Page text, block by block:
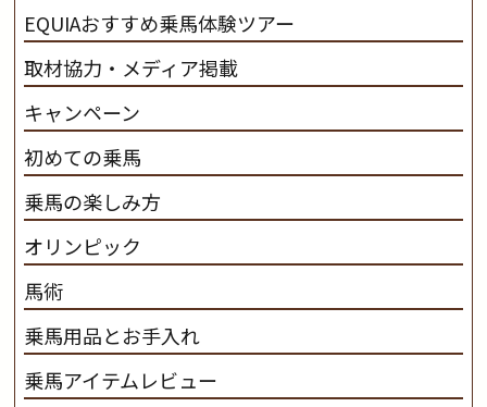
EQUIAおすすめ乗馬体験ツアー
取材協力・メディア掲載
キャンペーン
初めての乗馬
乗馬の楽しみ方
オリンピック
馬術
乗馬用品とお手入れ
乗馬アイテムレビュー